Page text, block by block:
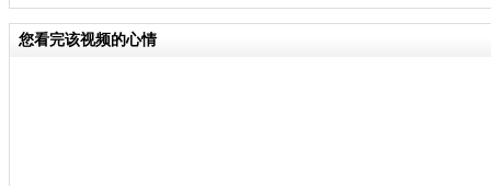
您看完该视频的心情